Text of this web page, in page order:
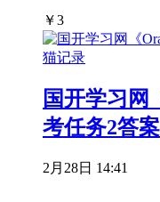
￥3
国开学习网
考任务2答案
2月28日 14:41